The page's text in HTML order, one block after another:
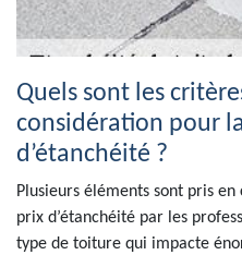
Quels sont les
considération pour
d’étanchéité ?
Plusieurs éléments sont pris
prix d’étanchéité par les
type de toiture qui impacte